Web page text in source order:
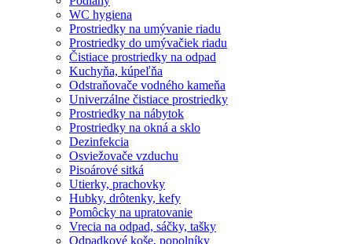
WC hygiena
Prostriedky na umývanie riadu
Prostriedky do umývačiek riadu
Čistiace prostriedky na odpad
Kuchyňa, kúpeľňa
Odstraňovače vodného kameňa
Univerzálne čistiace prostriedky
Prostriedky na nábytok
Prostriedky na okná a sklo
Dezinfekcia
Osviežovače vzduchu
Pisoárové sitká
Utierky, prachovky
Hubky, drôtenky, kefy
Pomôcky na upratovanie
Vrecia na odpad, sáčky, tašky
Odpadkové koše, popolníky